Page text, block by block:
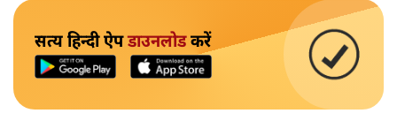
सत्य हिन्दी ऐपडाउनलोडकरें